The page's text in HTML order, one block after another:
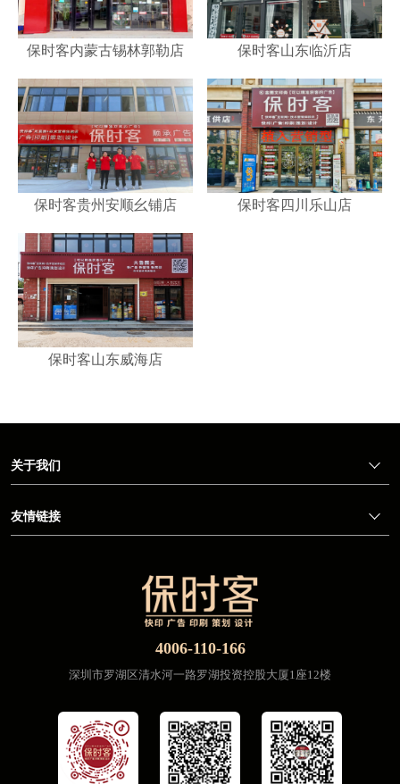
保时客内蒙古锡林郭勒店 保时客山东临沂店
保时客贵州安顺幺铺店 保时客四川乐山店
保时客山东威海店
4006-110-166
深圳市罗湖区清水河一路罗湖投资控股大厦1座12楼
关于我们
友情链接